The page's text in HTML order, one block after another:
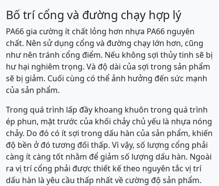
Bố trí cổng và đường chạy hợp lý
PA66 gia cường ít chất lỏng hơn nhựa PA66 nguyên
chất. Nên sử dụng cổng và đường chạy lớn hơn, cũng
như nên tránh cổng điểm. Nếu không sợi thủy tinh sẽ bị
hư hại nghiêm trọng. Và độ dài của sợi trong sản phẩm
sẽ bị giảm. Cuối cùng có thể ảnh hưởng đến sức mạnh
của sản phẩm.
Trong quá trình lấp đầy khoang khuôn trong quá trình
ép phun, mặt trước của khối chảy chủ yếu là nhựa nóng
chảy. Do đó có ít sợi trong dấu hàn của sản phẩm, khiến
độ bền ở đó tương đối thấp. Vì vậy, số lượng cổng phải
càng ít càng tốt nhằm để giảm số lượng dấu hàn. Ngoài
ra vị trí cổng phải được thiết kế theo nguyên tắc vị trí
dấu hàn là yêu cầu thấp nhất về cường độ sản phẩm.